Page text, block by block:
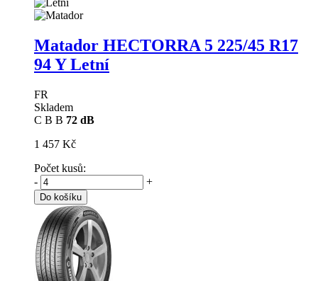
Matador HECTORRA 5 225/45 R17
94 Y Letní
FR
Skladem
C B B 72 dB
1 457 Kč
Počet kusů:
-
+
Do košíku